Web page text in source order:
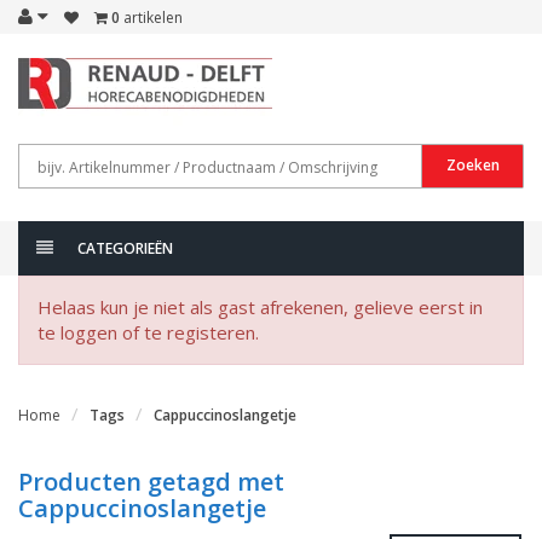
0 artikelen
Zoeken
CATEGORIEËN
Helaas kun je niet als gast afrekenen, gelieve eerst in
te loggen of te registeren.
Home Tags Cappuccinoslangetje
Producten getagd met
Cappuccinoslangetje